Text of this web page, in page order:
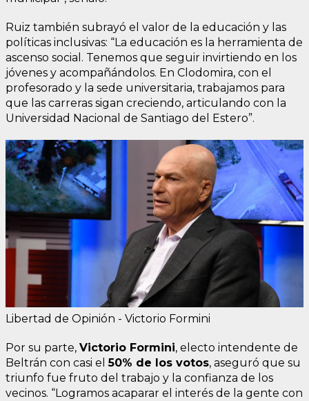
Ruiz también subrayó el valor de la educación y las
políticas inclusivas: “La educación es la herramienta de
ascenso social. Tenemos que seguir invirtiendo en los
jóvenes y acompañándolos. En Clodomira, con el
profesorado y la sede universitaria, trabajamos para
que las carreras sigan creciendo, articulando con la
Universidad Nacional de Santiago del Estero”.
Libertad de Opinión - Victorio Formini
Por su parte, Victorio Formini, electo intendente de
Beltrán con casi el50% de los votos, aseguró que su
triunfo fue fruto del trabajo y la confianza de los
vecinos. “Logramos acaparar el interés de la gente con